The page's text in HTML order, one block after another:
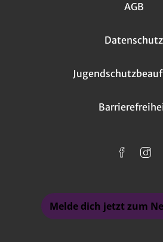
AGB
Datenschutz
Melde dich jetzt zum